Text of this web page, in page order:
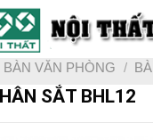
BÀN VĂN PHÒNG /
SẮT BHL12